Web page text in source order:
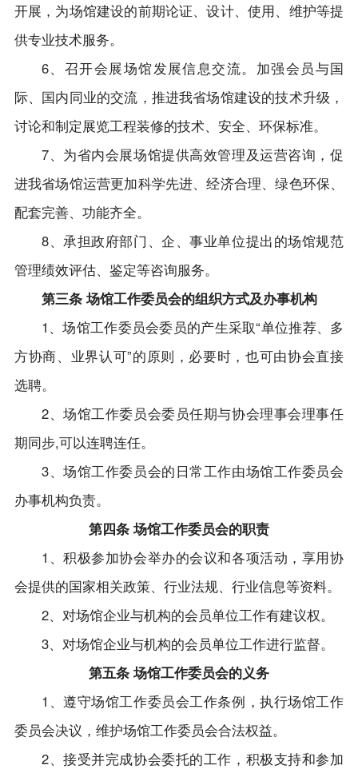
开展，为场馆建设的前期论证、设计、使用、维护等提
供专业技术服务。
6、召开会展场馆发展信息交流。加强会员与国
际、国内同业的交流，推进我省场馆建设的技术升级，
讨论和制定展览工程装修的技术、安全、环保标准。
7、为省内会展场馆提供高效管理及运营咨询，促
进我省场馆运营更加科学先进、经济合理、绿色环保、
配套完善、功能齐全。
8、承担政府部门、企、事业单位提出的场馆规范
管理绩效评估、鉴定等咨询服务。
第三条 场馆工作委员会的组织方式及办事机构
1、场馆工作委员会委员的产生采取“单位推荐、多
方协商、业界认可”的原则，必要时，也可由协会直接
选聘。
2、场馆工作委员会委员任期与协会理事会理事任
期同步,可以连聘连任。
3、场馆工作委员会的日常工作由场馆工作委员会
办事机构负责。
第四条 场馆工作委员会的职责
1、积极参加协会举办的会议和各项活动，享用协
会提供的国家相关政策、行业法规、行业信息等资料。
2、对场馆企业与机构的会员单位工作有建议权。
3、对场馆企业与机构的会员单位工作进行监督。
第五条 场馆工作委员会的义务
1、遵守场馆工作委员会工作条例，执行场馆工作
委员会决议，维护场馆工作委员会合法权益。
2、接受并完成协会委托的工作，积极支持和参加